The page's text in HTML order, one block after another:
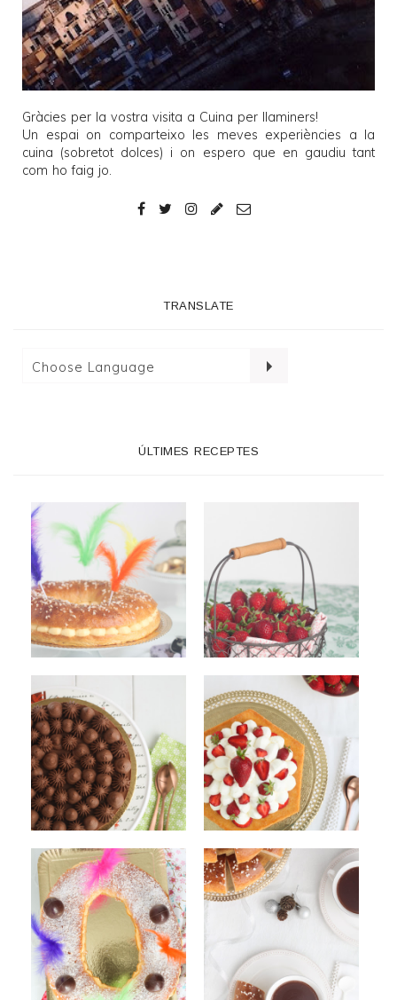
Gràcies per la vostra visita a Cuina per llaminers!
Un espai on comparteixo les meves experiències a la
cuina (sobretot dolces) i on espero que en gaudiu tant
com ho faig jo.
TRANSLATE
ÚLTIMES RECEPTES